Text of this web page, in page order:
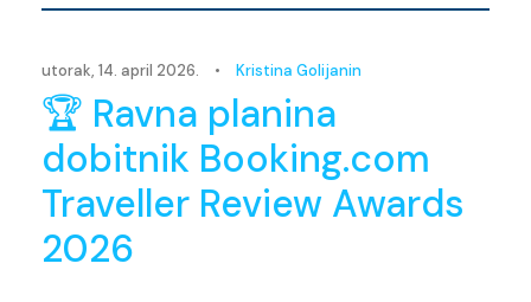
utorak, 14. april 2026. • Kristina Golijanin
🏆 Ravna planina
dobitnik Booking.com
Traveller Review Awards
2026